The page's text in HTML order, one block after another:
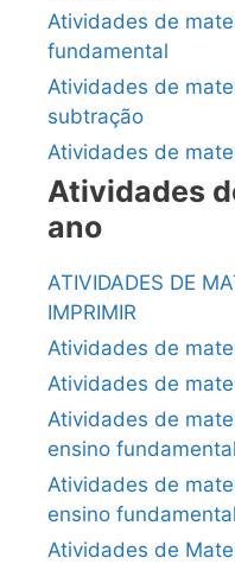
Atividades de
fundamental
Atividades de
subtração
Atividades de
Atividades
ano
ATIVIDADES DE
IMPRIMIR
Atividades de
Atividades de
Atividades de
ensino fundamental
Atividades de
ensino fundamental
Atividades de